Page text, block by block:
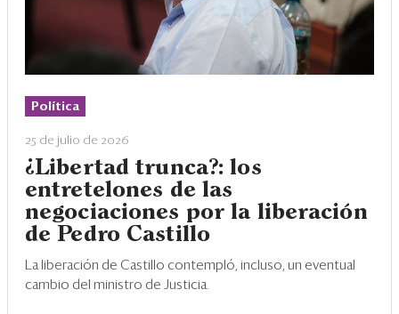
Política
25 de julio de 2026
¿Libertad trunca?: los
entretelones de las
negociaciones por la liberación
de Pedro Castillo
La liberación de Castillo contempló, incluso, un eventual
cambio del ministro de Justicia.